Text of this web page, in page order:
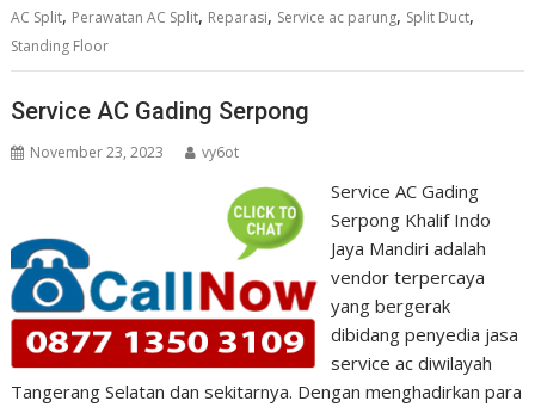
AC Split, Perawatan AC Split, Reparasi, Service ac parung, Split Duct,
Standing Floor
Service AC Gading Serpong
November 23, 2023 vy6ot
Service AC Gading
Serpong Khalif Indo
Jaya Mandiri adalah
vendor terpercaya
yang bergerak
dibidang penyedia jasa
service ac diwilayah
Tangerang Selatan dan sekitarnya. Dengan menghadirkan para